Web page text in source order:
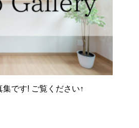
です! ご覧ください↑